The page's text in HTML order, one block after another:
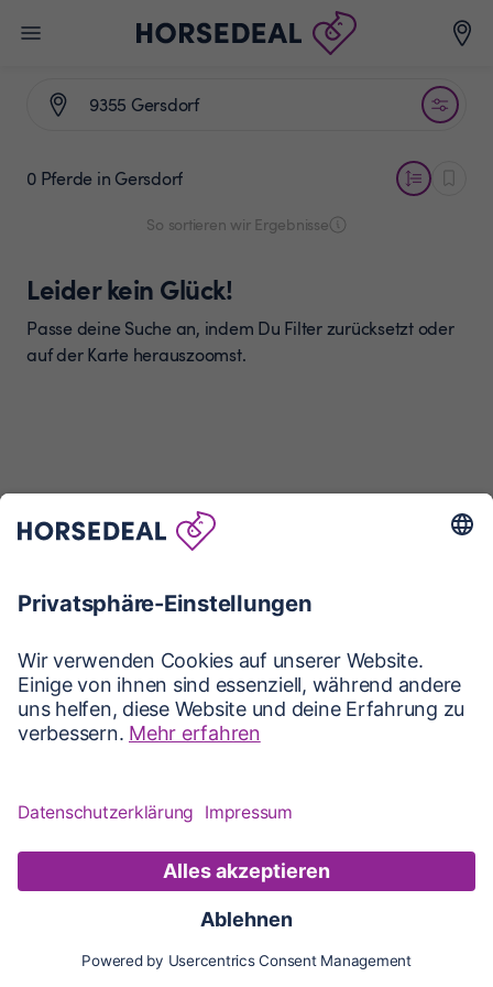
Karte Updates Konto
Karte
0 Pferde in Gersdorf
So sortieren wir Ergebnisse
Leider kein Glück!
Passe deine Suche an, indem Du Filter zurücksetzt oder
auf der Karte herauszoomst.